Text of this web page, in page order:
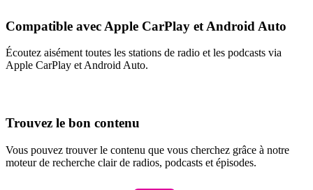
Compatible avec Apple CarPlay et Android Auto
Écoutez aisément toutes les stations de radio et les podcasts via
Apple CarPlay et Android Auto.
Trouvez le bon contenu
Vous pouvez trouver le contenu que vous cherchez grâce à notre
moteur de recherche clair de radios, podcasts et épisodes.